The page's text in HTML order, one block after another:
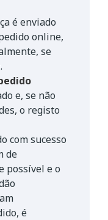
é enviado
online,
se
e, se não
o registo
com sucesso
de
possível e o
é